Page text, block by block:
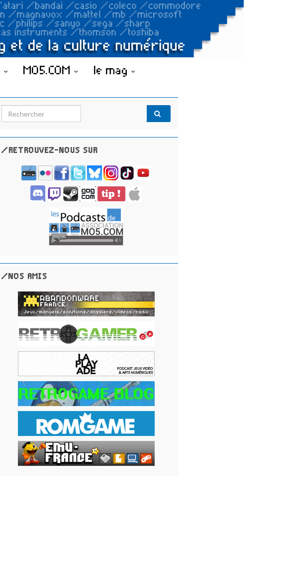
MO5.COM le mag
Search for:
/RETROUVEZ-NOUS SUR
/NOS AMIS